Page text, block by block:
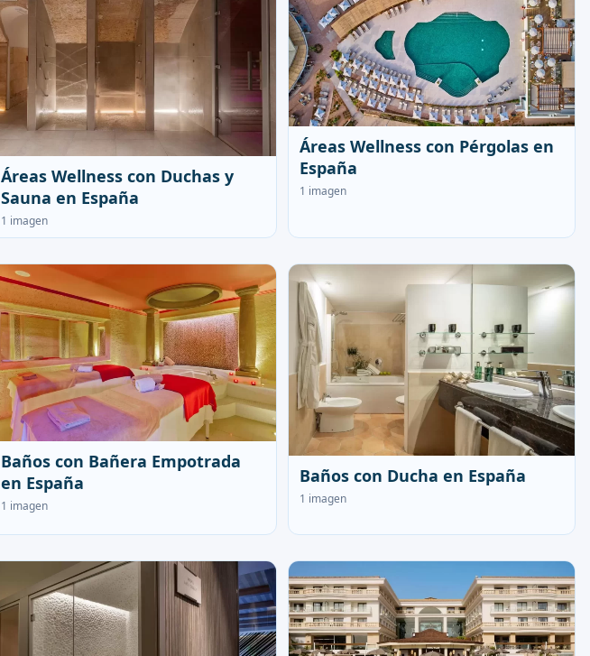
Áreas Wellness con Duchas y
Sauna en España
1 imagen
Áreas Wellness con Pérgolas en
España
1 imagen
Baños con Bañera Empotrada
en España
1 imagen
Baños con Ducha en España
1 imagen